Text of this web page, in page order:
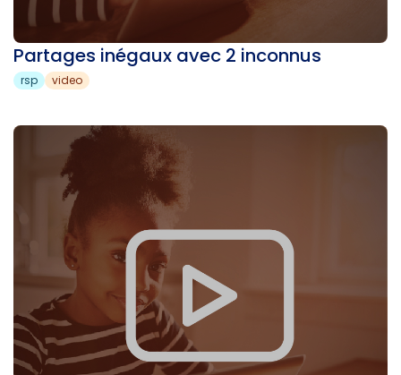
Partages inégaux avec 2 inconnus
rsp video